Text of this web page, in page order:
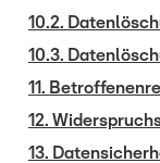
10.2.
10.3.
11.
12.
13.